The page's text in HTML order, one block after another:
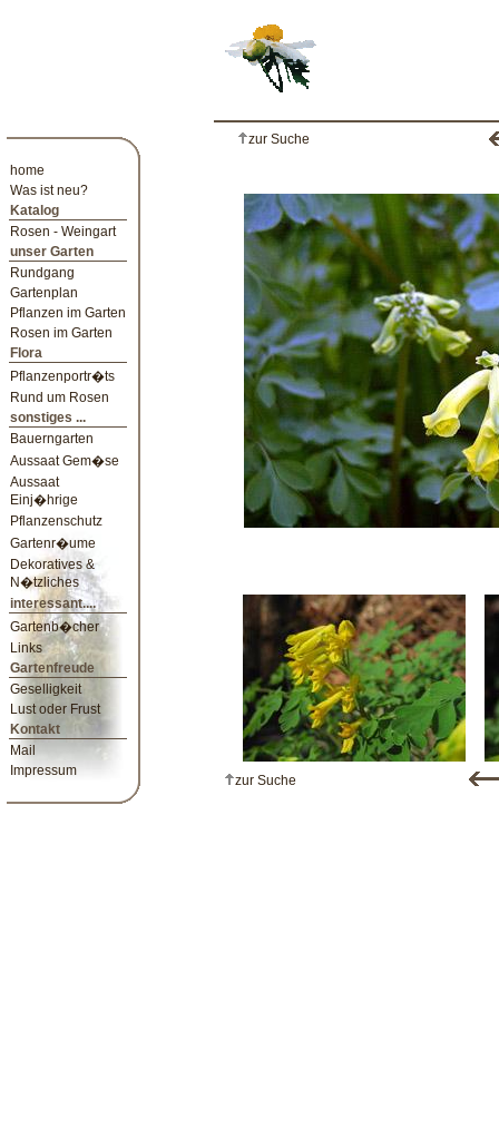
home
Was ist neu?
Katalog
Rosen - Weingart
unser Garten
Rundgang
Gartenplan
Pflanzen im Garten
Rosen im Garten
Flora
Pflanzenportr�ts
Rund um Rosen
sonstiges ...
Bauerngarten
Aussaat Gem�se
Aussaat
Einj�hrige
Pflanzenschutz
Gartenr�ume
Dekoratives &
N�tzliches
interessant....
Gartenb�cher
Links
Gartenfreude
Geselligkeit
Lust oder Frust
Kontakt
Mail
Impressum
zur Suche
zur Suche